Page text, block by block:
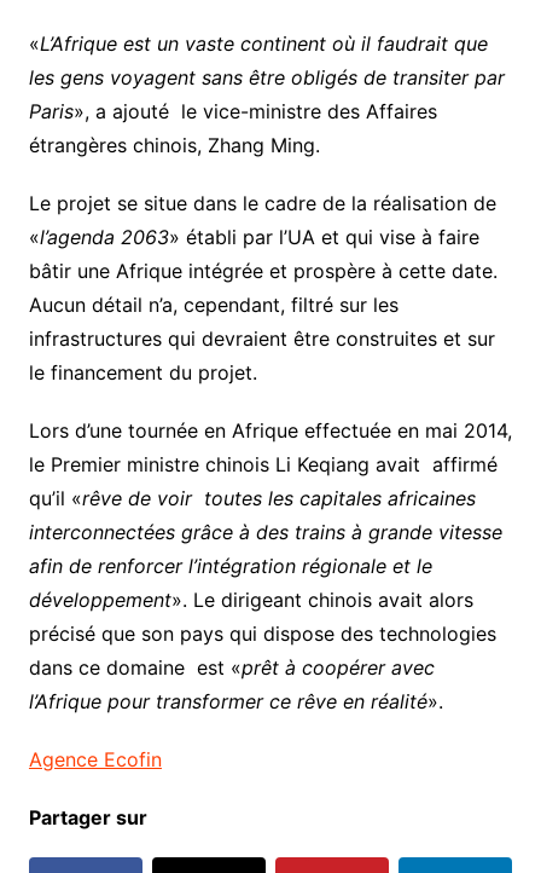
«L’Afrique est un vaste continent où il faudrait que
les gens voyagent sans être obligés de transiter par
Paris», a ajouté le vice-ministre des Affaires
étrangères chinois, Zhang Ming.
Le projet se situe dans le cadre de la réalisation de
«l’agenda 2063» établi par l’UA et qui vise à faire
bâtir une Afrique intégrée et prospère à cette date.
Aucun détail n’a, cependant, filtré sur les
infrastructures qui devraient être construites et sur
le financement du projet.
Lors d’une tournée en Afrique effectuée en mai 2014,
le Premier ministre chinois Li Keqiang avait affirmé
qu’il «rêve de voir toutes les capitales africaines
interconnectées grâce à des trains à grande vitesse
afin de renforcer l’intégration régionale et le
développement». Le dirigeant chinois avait alors
précisé que son pays qui dispose des technologies
dans ce domaine est «prêt à coopérer avec
l’Afrique pour transformer ce rêve en réalité».
Agence Ecofin
Partager sur